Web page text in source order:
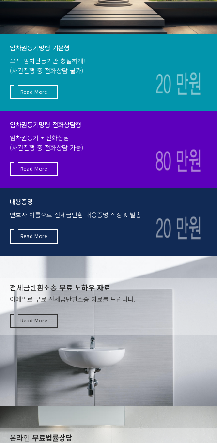
임차권등기명령 기본형
오직 임차권등기만 충실하게!
(사건진행 중 전화상담 불가)
Read More
임차권등기명령 전화상담형
임차권등기 + 전화상담
(사건진행 중 전화상담 가능)
Read More
내용증명
변호사 이름으로 전세금반환 내용증명 작성 & 발송
Read More
전세금반환소송 무료 노하우 자료
이메일로 무료 전세금반환소송 자료를 드립니다.
Read More
온라인 무료법률상담